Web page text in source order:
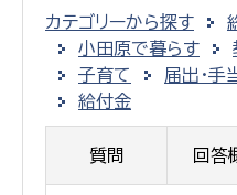
カテゴリーから探す
小田原で暮らす
子育て
届出・手
給付金
質問 回答